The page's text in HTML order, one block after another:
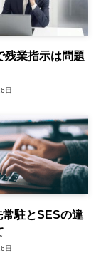
残業指示は問題
日
駐とSESの違
日